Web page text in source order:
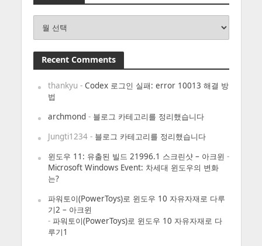
Recent Comments
thankyu - Codex 로그인 실패: error 10013 해결 방
법
archmond- 블로그 카테고리를 정리했습니다
Jungti1234- 블로그 카테고리를 정리했습니다
윈도우 11: 유출된 빌드 21996.1 스크린샷 – 아크윈 -
Microsoft Windows Event: 차세대 윈도우의 변화
는?
파워토이(PowerToys)로 윈도우 10 자유자재로 다루
기2 – 아크윈
- 파워토이(PowerToys)로 윈도우 10 자유자재로 다
루기1